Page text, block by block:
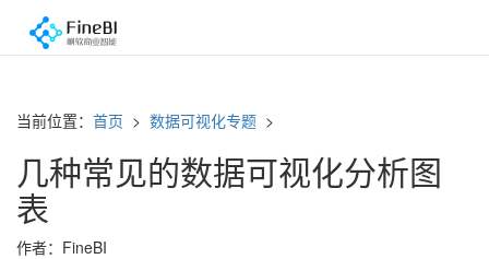
当前位置： 首页 > 数据可视化专题 >
几种常见的数据可视化分析图
表
作者：FineBI